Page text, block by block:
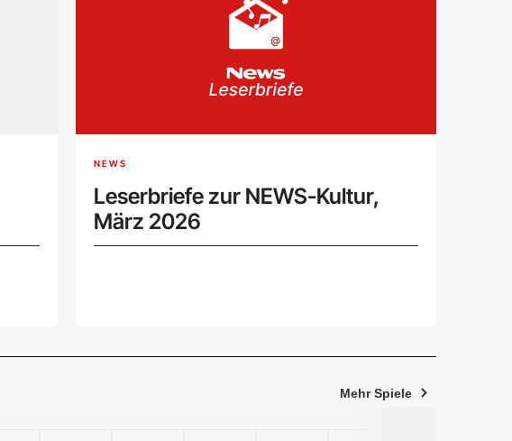
NEWS
Leserbriefe zur NEWS-Kultur,
März 2026
Mehr Spiele